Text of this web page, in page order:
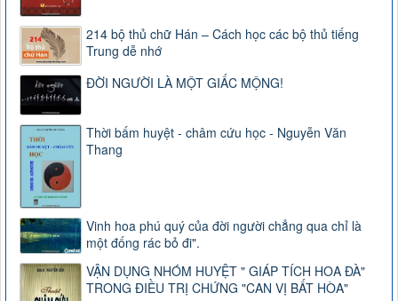
214 bộ thủ chữ Hán – Cách học các bộ thủ tiếng
Trung dễ nhớ
ĐỜI NGƯỜI LÀ MỘT GIẤC MỘNG!
Thời bấm huyệt - châm cứu học - Nguyễn Văn
Thang
Vinh hoa phú quý của đời người chẳng qua chỉ là
một đống rác bỏ đi".
VẬN DỤNG NHÓM HUYỆT " GIÁP TÍCH HOA ĐÀ"
TRONG ĐIỀU TRỊ CHỨNG "CAN VỊ BẤT HÒA"